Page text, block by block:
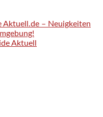
Aktuell.de – Neuigkeiten